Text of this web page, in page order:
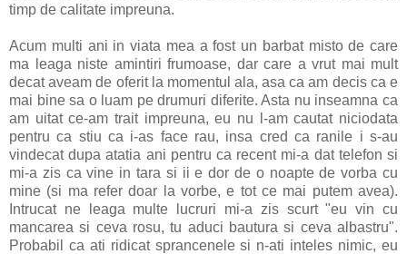
timp de calitate impreuna.
Acum multi ani in viata mea a fost un barbat misto de care
ma leaga niste amintiri frumoase, dar care a vrut mai mult
decat aveam de oferit la momentul ala, asa ca am decis ca e
mai bine sa o luam pe drumuri diferite. Asta nu inseamna ca
am uitat ce-am trait impreuna, eu nu l-am cautat niciodata
pentru ca stiu ca i-as face rau, insa cred ca ranile i s-au
vindecat dupa atatia ani pentru ca recent mi-a dat telefon si
mi-a zis ca vine in tara si ii e dor de o noapte de vorba cu
mine (si ma refer doar la vorbe, e tot ce mai putem avea).
Intrucat ne leaga multe lucruri mi-a zis scurt "eu vin cu
mancarea si ceva rosu, tu aduci bautura si ceva albastru".
Probabil ca ati ridicat sprancenele si n-ati inteles nimic, eu